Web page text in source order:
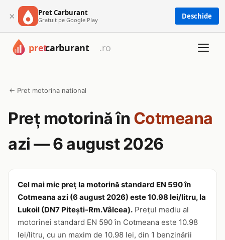
× Pret Carburant
Gratuit pe Google Play Deschide
← Pret motorina national
Preț motorină în Cotmeana
azi — 6 august 2026
Cel mai mic preț la motorină standard EN 590 în
Cotmeana azi (6 august 2026) este 10.98 lei/litru, la
Lukoil (DN7 Pitești-Rm.Vâlcea). Prețul mediu al
motorinei standard EN 590 în Cotmeana este 10.98
lei/litru, cu un maxim de 10.98 lei, din 1 benzinării